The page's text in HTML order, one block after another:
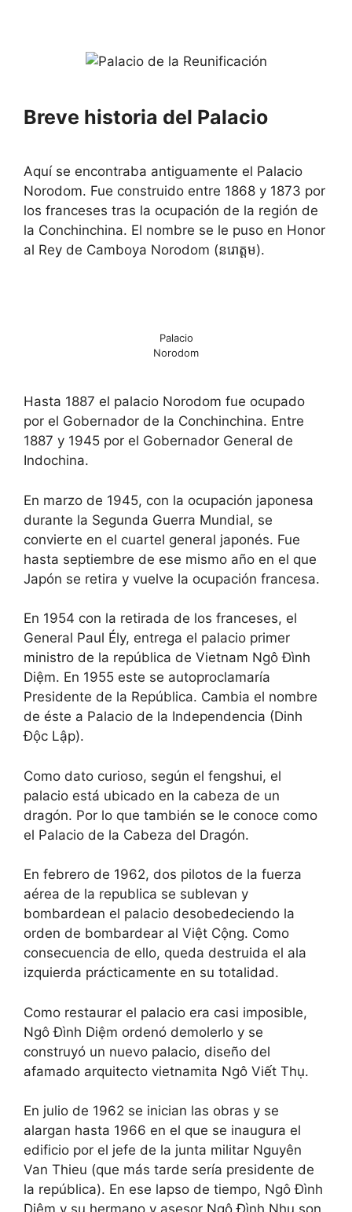
Breve historia del Palacio
Aquí se encontraba antiguamente el Palacio
Norodom. Fue construido entre 1868 y 1873 por
los franceses tras la ocupación de la región de
la Conchinchina. El nombre se le puso en Honor
al Rey de Camboya Norodom (នរោត្តម).
Palacio
Norodom
Hasta 1887 el palacio Norodom fue ocupado
por el Gobernador de la Conchinchina. Entre
1887 y 1945 por el Gobernador General de
Indochina.
En marzo de 1945, con la ocupación japonesa
durante la Segunda Guerra Mundial, se
convierte en el cuartel general japonés. Fue
hasta septiembre de ese mismo año en el que
Japón se retira y vuelve la ocupación francesa.
En 1954 con la retirada de los franceses, el
General Paul Ély, entrega el palacio primer
ministro de la república de Vietnam Ngô Đình
Diệm. En 1955 este se autoproclamaría
Presidente de la República. Cambia el nombre
de éste a Palacio de la Independencia (Dinh
Độc Lập).
Como dato curioso, según el fengshui, el
palacio está ubicado en la cabeza de un
dragón. Por lo que también se le conoce como
el Palacio de la Cabeza del Dragón.
En febrero de 1962, dos pilotos de la fuerza
aérea de la republica se sublevan y
bombardean el palacio desobedeciendo la
orden de bombardear al Việt Cộng. Como
consecuencia de ello, queda destruida el ala
izquierda prácticamente en su totalidad.
Como restaurar el palacio era casi imposible,
Ngô Đình Diệm ordenó demolerlo y se
construyó un nuevo palacio, diseño del
afamado arquitecto vietnamita Ngô Viết Thụ.
En julio de 1962 se inician las obras y se
alargan hasta 1966 en el que se inaugura el
edificio por el jefe de la junta militar Nguyên
Van Thieu (que más tarde sería presidente de
la república). En ese lapso de tiempo, Ngô Đình
Diệm y su hermano y asesor Ngô Đình Nhu son